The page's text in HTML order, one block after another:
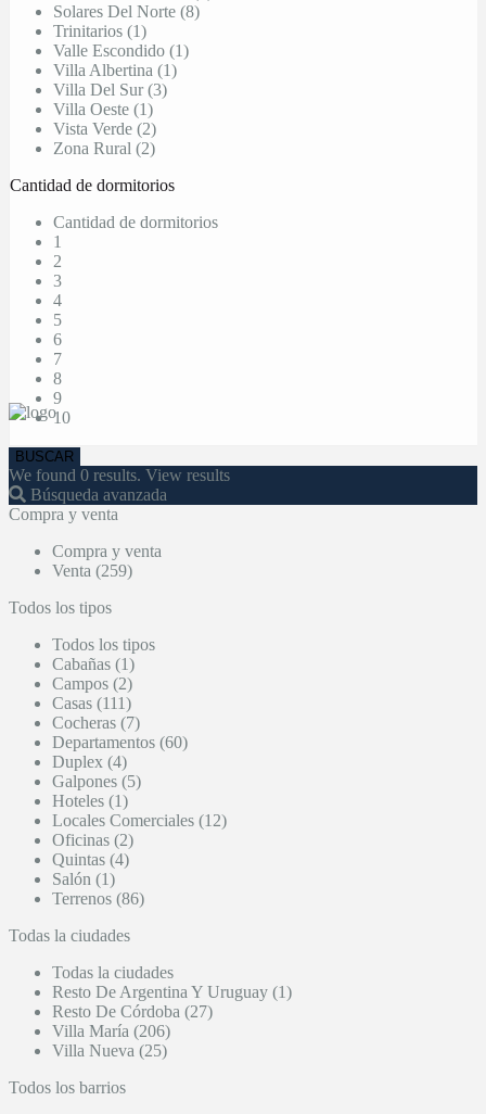
Solares Del Norte (8)
Trinitarios (1)
Valle Escondido (1)
Villa Albertina (1)
Villa Del Sur (3)
Villa Oeste (1)
Vista Verde (2)
Zona Rural (2)
Cantidad de dormitorios
Cantidad de dormitorios
1
2
3
4
5
6
7
8
9
10
We found 0 results. View results
Búsqueda avanzada
Compra y venta
Compra y venta
Venta (259)
Todos los tipos
Todos los tipos
Cabañas (1)
Campos (2)
Casas (111)
Cocheras (7)
Departamentos (60)
Duplex (4)
Galpones (5)
Hoteles (1)
Locales Comerciales (12)
Oficinas (2)
Quintas (4)
Salón (1)
Terrenos (86)
Todas la ciudades
Todas la ciudades
Resto De Argentina Y Uruguay (1)
Resto De Córdoba (27)
Villa María (206)
Villa Nueva (25)
Todos los barrios